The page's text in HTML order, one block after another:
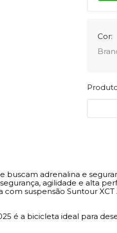
Cor:
buscam adrenalina e
agilidade e alta
suspensão Suntour
é a bicicleta ideal para